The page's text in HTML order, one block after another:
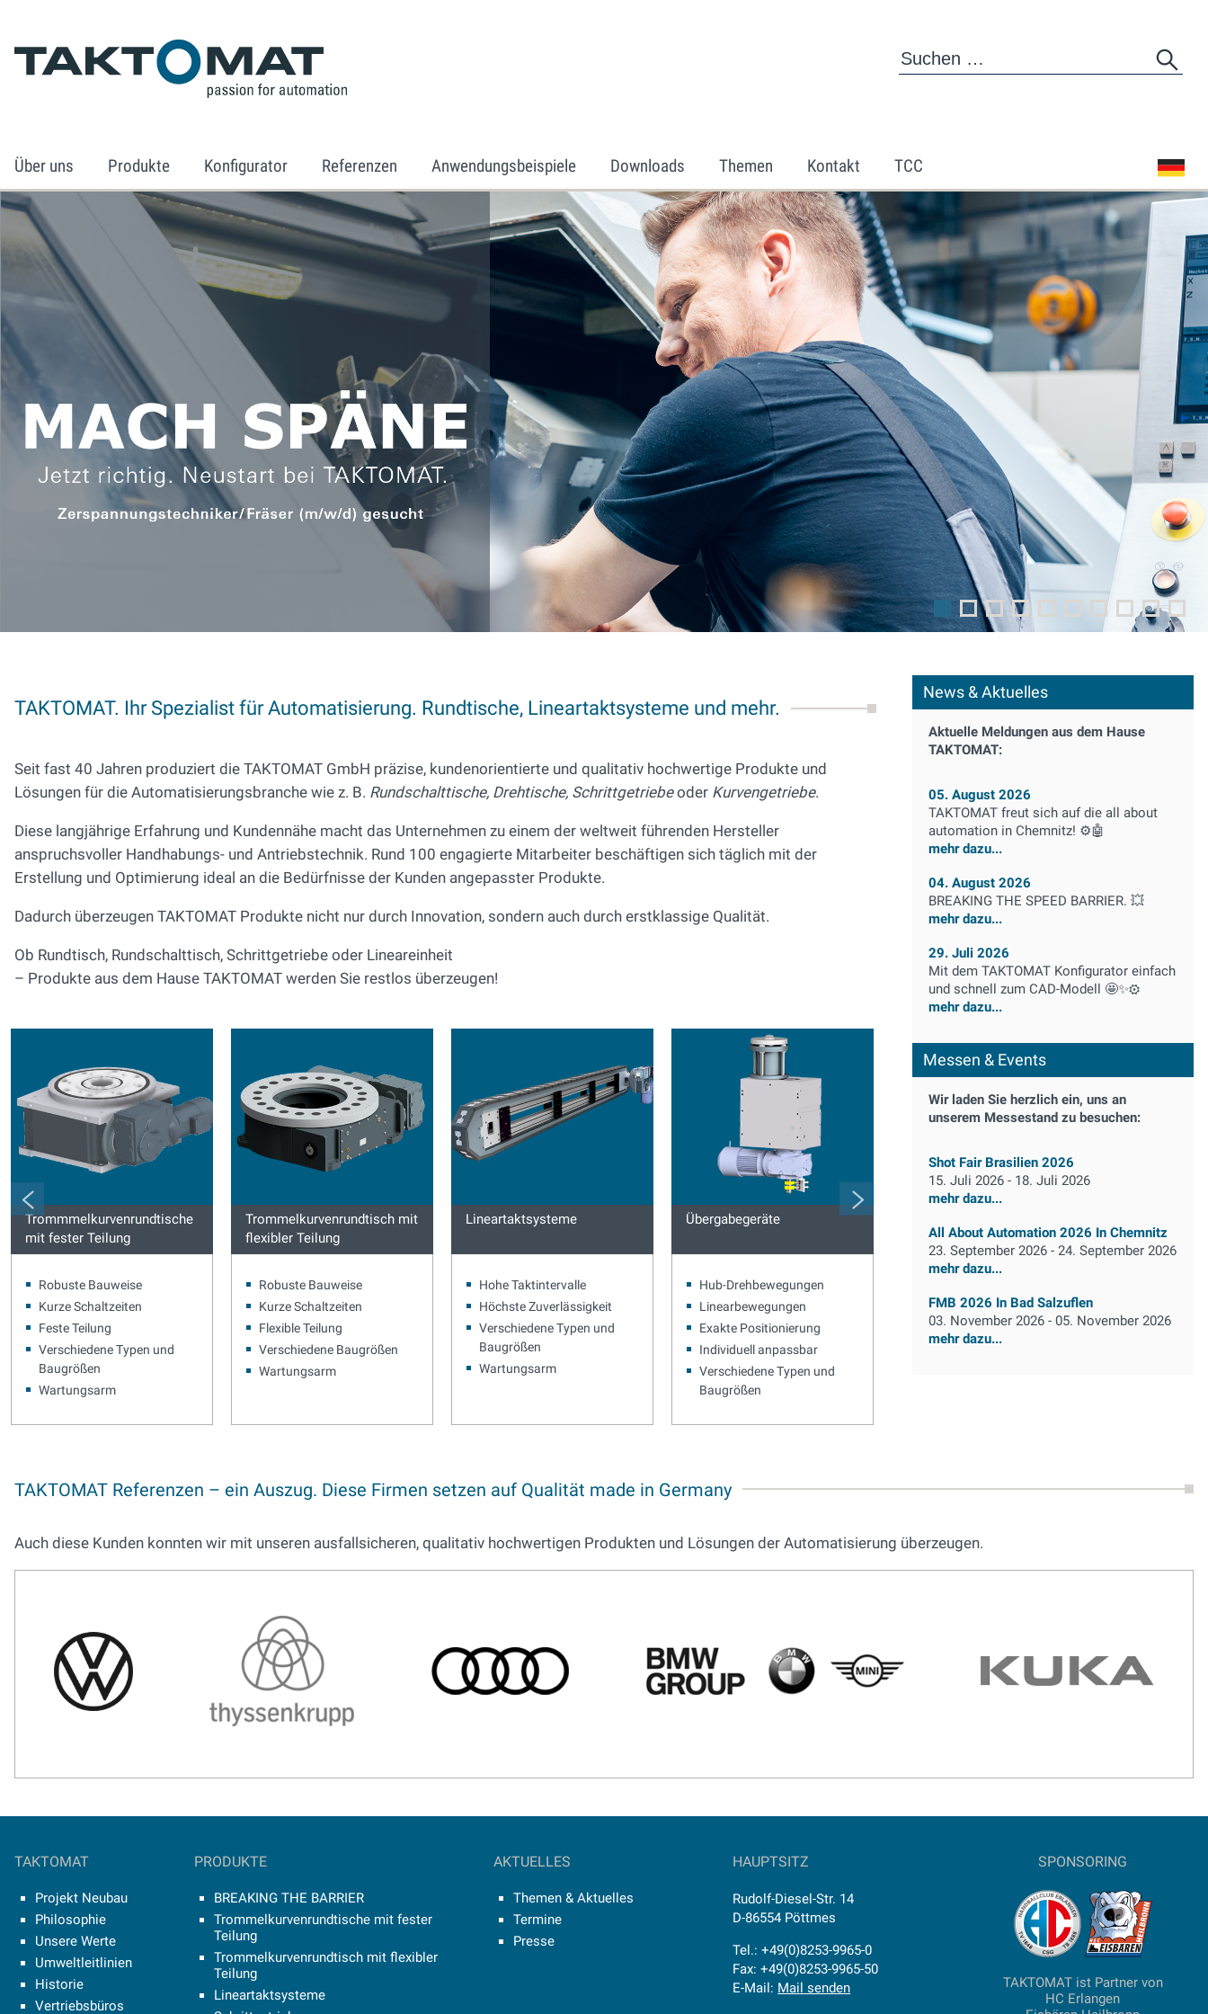
Über uns Produkte Konfigurator Referenzen Anwendungsbeispiele Downloads Themen Kontakt TCC
TAKTOMAT. Ihr Spezialist für Automatisierung. Rundtische, Lineartaktsysteme und mehr.
Seit fast 40 Jahren produziert die TAKTOMAT GmbH präzise, kundenorientierte und qualitativ hochwertige Produkte und
Lösungen für die Automatisierungsbranche wie z. B. Rundschalttische, Drehtische, Schrittgetriebeoder Kurvengetriebe.
Diese langjährige Erfahrung und Kundennähe macht das Unternehmen zu einem der weltweit führenden Hersteller
anspruchsvoller Handhabungs- und Antriebstechnik. Rund 100 engagierte Mitarbeiter beschäftigen sich täglich mit der
Erstellung und Optimierung ideal an die Bedürfnisse der Kunden angepasster Produkte.
Dadurch überzeugen TAKTOMAT Produkte nicht nur durch Innovation, sondern auch durch erstklassige Qualität.
Ob Rundtisch, Rundschalttisch, Schrittgetriebe oder Lineareinheit
– Produkte aus dem Hause TAKTOMAT werden Sie restlos überzeugen!
Trommmelkurvenrundtische
mit fester Teilung
Robuste Bauweise
Kurze Schaltzeiten
Feste Teilung
Verschiedene Typen und
Baugrößen
Wartungsarm
Trommelkurvenrundtisch mit
flexibler Teilung
Robuste Bauweise
Kurze Schaltzeiten
Flexible Teilung
Verschiedene Baugrößen
Wartungsarm
Lineartaktsysteme
Hohe Taktintervalle
Höchste Zuverlässigkeit
Verschiedene Typen und
Baugrößen
Wartungsarm
Übergabegeräte
Hub-Drehbewegungen
Linearbewegungen
Exakte Positionierung
Individuell anpassbar
Verschiedene Typen und
Baugrößen
Scheibenkurven
Globoidkurven
News & Aktuelles
Aktuelle Meldungen aus dem Hause
TAKTOMAT:
05. August 2026
TAKTOMAT freut sich auf die all about
automation in Chemnitz! ⚙️🤖
mehr dazu...
04. August 2026
BREAKING THE SPEED BARRIER. 💥
mehr dazu...
29. Juli 2026
Mit dem TAKTOMAT Konfigurator einfach
und schnell zum CAD-Modell 🤩✨⚙️
mehr dazu...
Messen & Events
Wir laden Sie herzlich ein, uns an
unserem Messestand zu besuchen:
Shot Fair Brasilien 2026
15. Juli 2026 - 18. Juli 2026
mehr dazu...
All About Automation 2026 In Chemnitz
23. September 2026 - 24. September 2026
mehr dazu...
FMB 2026 In Bad Salzuflen
03. November 2026 - 05. November 2026
mehr dazu...
TAKTOMAT Referenzen – ein Auszug. Diese Firmen setzen auf Qualität made in Germany
Auch diese Kunden konnten wir mit unseren ausfallsicheren, qualitativ hochwertigen Produkten und Lösungen der Automatisierung überzeugen.
TAKTOMAT
Projekt Neubau
Philosophie
Unsere Werte
Umweltleitlinien
Historie
Vertriebsbüros
PRODUKTE
BREAKING THE BARRIER
Trommelkurvenrundtische mit fester
Teilung
Trommelkurvenrundtisch mit flexibler
Teilung
Lineartaktsysteme
AKTUELLES
Themen & Aktuelles
Termine
Presse
HAUPTSITZ
Rudolf-Diesel-Str. 14
D-86554 Pöttmes
Tel.: +49(0)8253-9965-0
Fax: +49(0)8253-9965-50
E-Mail: Mail senden
SPONSORING
TAKTOMAT ist Partner von
HC Erlangen